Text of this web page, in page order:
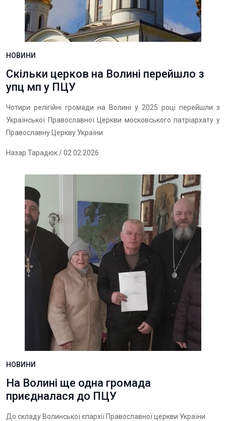
НОВИНИ
Скільки церков на Волині перейшло з
упц мп у ПЦУ
Чотири релігійні громади на Волині у 2025 році перейшли з
Української Православної Церкви московського патріархату у
Православну Церкву України
Назар Тарадюк/ 02.02.2026
НОВИНИ
На Волині ще одна громада
приєдналася до ПЦУ
До складу Волинської єпархії Православної церкви України